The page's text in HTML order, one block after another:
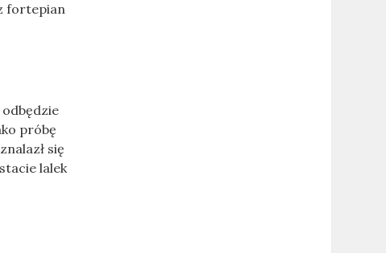
fortepian
próbę
się
lalek